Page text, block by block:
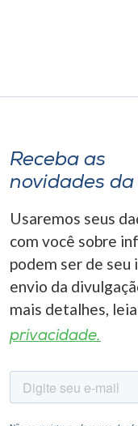
o idioma
A-
Receba as
novidades da
Usaremos seus
com você sobre
podem ser de seu
envio da
mais detalhes,
privacidade.